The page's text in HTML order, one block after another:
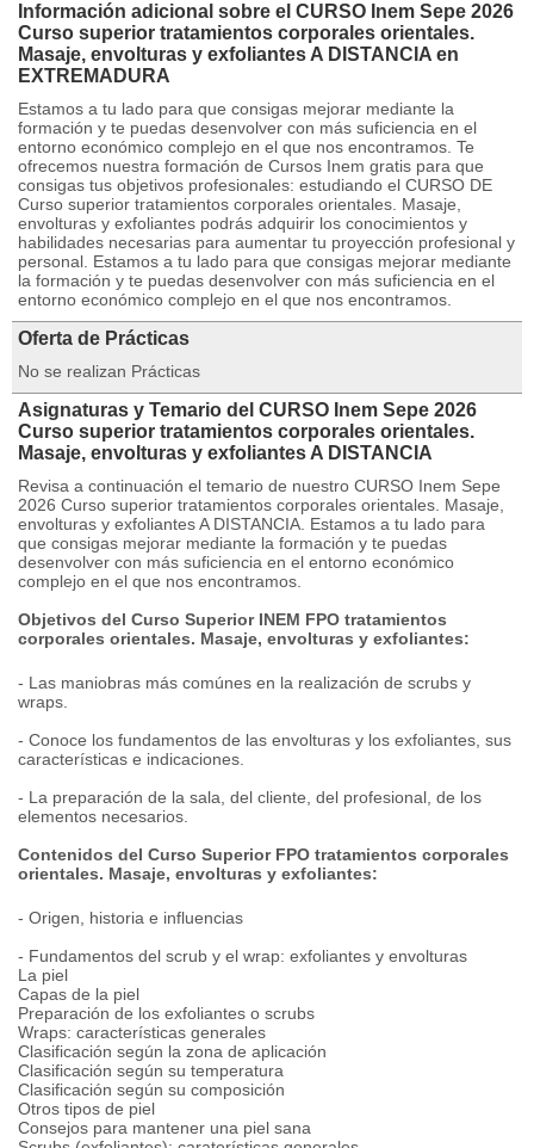
Información adicional sobre el CURSO Inem Sepe 2026
Curso superior tratamientos corporales orientales.
Masaje, envolturas y exfoliantes A DISTANCIA en
EXTREMADURA
Estamos a tu lado para que consigas mejorar mediante la
formación y te puedas desenvolver con más suficiencia en el
entorno económico complejo en el que nos encontramos. Te
ofrecemos nuestra formación de Cursos Inem gratis para que
consigas tus objetivos profesionales: estudiando el CURSO DE
Curso superior tratamientos corporales orientales. Masaje,
envolturas y exfoliantes podrás adquirir los conocimientos y
habilidades necesarias para aumentar tu proyección profesional y
personal. Estamos a tu lado para que consigas mejorar mediante
la formación y te puedas desenvolver con más suficiencia en el
entorno económico complejo en el que nos encontramos.
Oferta de Prácticas
No se realizan Prácticas
Asignaturas y Temario del CURSO Inem Sepe 2026
Curso superior tratamientos corporales orientales.
Masaje, envolturas y exfoliantes A DISTANCIA
Revisa a continuación el temario de nuestro CURSO Inem Sepe
2026 Curso superior tratamientos corporales orientales. Masaje,
envolturas y exfoliantes A DISTANCIA. Estamos a tu lado para
que consigas mejorar mediante la formación y te puedas
desenvolver con más suficiencia en el entorno económico
complejo en el que nos encontramos.
Objetivos del Curso Superior INEM FPO tratamientos
corporales orientales. Masaje, envolturas y exfoliantes:
- Las maniobras más comúnes en la realización de scrubs y
wraps.
- Conoce los fundamentos de las envolturas y los exfoliantes, sus
características e indicaciones.
- La preparación de la sala, del cliente, del profesional, de los
elementos necesarios.
Contenidos del Curso Superior FPO tratamientos corporales
orientales. Masaje, envolturas y exfoliantes:
- Origen, historia e influencias
- Fundamentos del scrub y el wrap: exfoliantes y envolturas
La piel
Capas de la piel
Preparación de los exfoliantes o scrubs
Wraps: características generales
Clasificación según la zona de aplicación
Clasificación según su temperatura
Clasificación según su composición
Otros tipos de piel
Consejos para mantener una piel sana